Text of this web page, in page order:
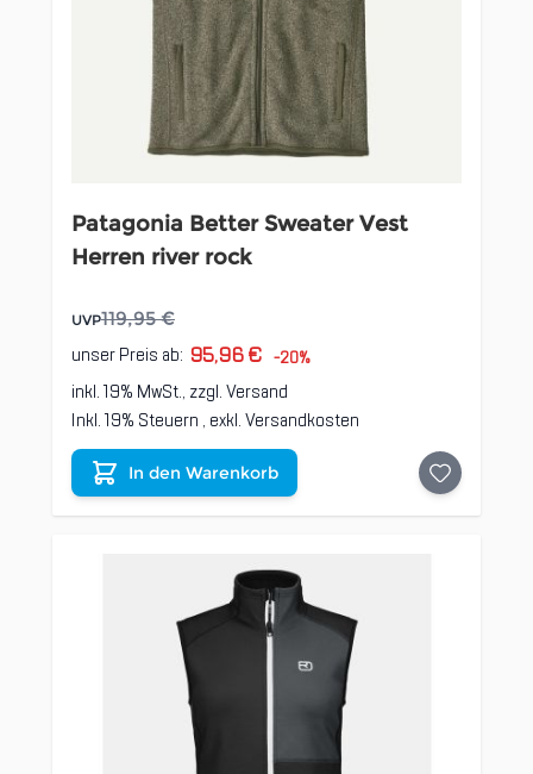
Patagonia Better Sweater Vest
Herren river rock
UVP119,95 €
unser Preis ab: 95,96 € -20%
inkl. 19% MwSt., zzgl.Versand
Inkl. 19% Steuern , exkl.Versandkosten
In den Warenkorb